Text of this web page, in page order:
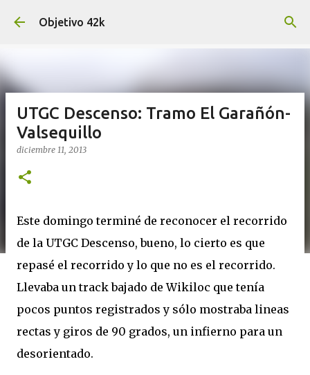
Ir al contenido principal
Objetivo 42k
UTGC Descenso: Tramo El Garañón-
Valsequillo
diciembre 11, 2013
Este domingo terminé de reconocer el recorrido
de la UTGC Descenso, bueno, lo cierto es que
repasé el recorrido y lo que no es el recorrido.
Llevaba un track bajado de Wikiloc que tenía
pocos puntos registrados y sólo mostraba lineas
rectas y giros de 90 grados, un infierno para un
desorientado.